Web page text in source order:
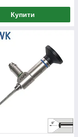
Купити